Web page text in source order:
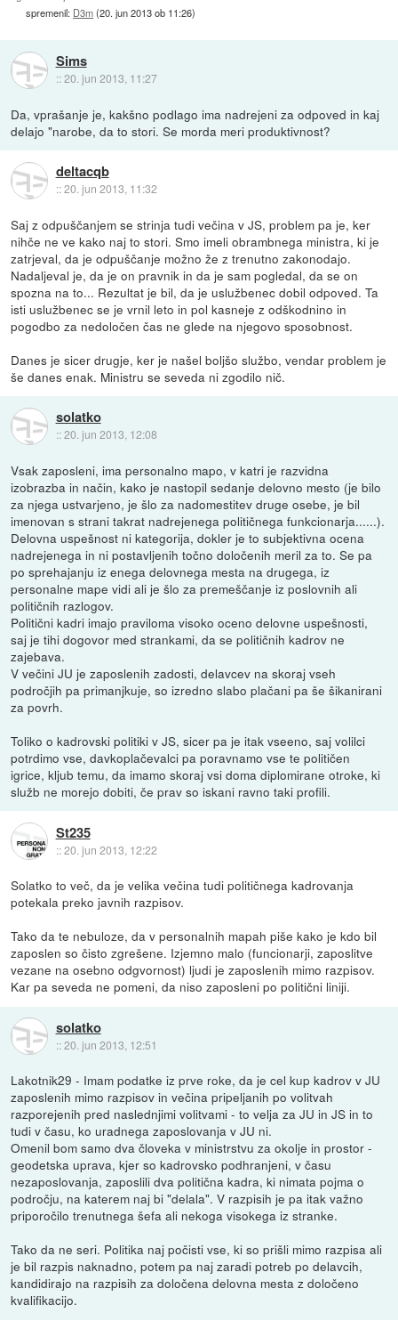
spremenil: D3m(20. jun 2013 ob 11:26)
Sims
::20. jun 2013, 11:27
Da, vprašanje je, kakšno podlago ima nadrejeni za odpoved in kaj
delajo "narobe, da to stori. Se morda meri produktivnost?
deltacqb
::20. jun 2013, 11:32
Saj z odpuščanjem se strinja tudi večina v JS, problem pa je, ker
nihče ne ve kako naj to stori. Smo imeli obrambnega ministra, ki je
zatrjeval, da je odpuščanje možno že z trenutno zakonodajo.
Nadaljeval je, da je on pravnik in da je sam pogledal, da se on
spozna na to... Rezultat je bil, da je uslužbenec dobil odpoved. Ta
isti uslužbenec se je vrnil leto in pol kasneje z odškodnino in
pogodbo za nedoločen čas ne glede na njegovo sposobnost.
Danes je sicer drugje, ker je našel boljšo službo, vendar problem je
še danes enak. Ministru se seveda ni zgodilo nič.
solatko
::20. jun 2013, 12:08
Vsak zaposleni, ima personalno mapo, v katri je razvidna
izobrazba in način, kako je nastopil sedanje delovno mesto (je bilo
za njega ustvarjeno, je šlo za nadomestitev druge osebe, je bil
imenovan s strani takrat nadrejenega političnega funkcionarja......).
Delovna uspešnost ni kategorija, dokler je to subjektivna ocena
nadrejenega in ni postavljenih točno določenih meril za to. Se pa
po sprehajanju iz enega delovnega mesta na drugega, iz
personalne mape vidi ali je šlo za premeščanje iz poslovnih ali
političnih razlogov.
Politični kadri imajo praviloma visoko oceno delovne uspešnosti,
saj je tihi dogovor med strankami, da se političnih kadrov ne
zajebava.
V večini JU je zaposlenih zadosti, delavcev na skoraj vseh
področjih pa primanjkuje, so izredno slabo plačani pa še šikanirani
za povrh.
Toliko o kadrovski politiki v JS, sicer pa je itak vseeno, saj volilci
potrdimo vse, davkoplačevalci pa poravnamo vse te političen
igrice, kljub temu, da imamo skoraj vsi doma diplomirane otroke, ki
služb ne morejo dobiti, če prav so iskani ravno taki profili.
St235
::20. jun 2013, 12:22
Solatko to več, da je velika večina tudi političnega kadrovanja
potekala preko javnih razpisov.
Tako da te nebuloze, da v personalnih mapah piše kako je kdo bil
zaposlen so čisto zgrešene. Izjemno malo (funcionarji, zaposlitve
vezane na osebno odgvornost) ljudi je zaposlenih mimo razpisov.
Kar pa seveda ne pomeni, da niso zaposleni po politični liniji.
solatko
::20. jun 2013, 12:51
Lakotnik29 - Imam podatke iz prve roke, da je cel kup kadrov v JU
zaposlenih mimo razpisov in večina pripeljanih po volitvah
razporejenih pred naslednjimi volitvami - to velja za JU in JS in to
tudi v času, ko uradnega zaposlovanja v JU ni.
Omenil bom samo dva človeka v ministrstvu za okolje in prostor -
geodetska uprava, kjer so kadrovsko podhranjeni, v času
nezaposlovanja, zaposlili dva politična kadra, ki nimata pojma o
področju, na katerem naj bi "delala". V razpisih je pa itak važno
priporočilo trenutnega šefa ali nekoga visokega iz stranke.
Tako da ne seri. Politika naj počisti vse, ki so prišli mimo razpisa ali
je bil razpis naknadno, potem pa naj zaradi potreb po delavcih,
kandidirajo na razpisih za določena delovna mesta z določeno
kvalifikacijo.